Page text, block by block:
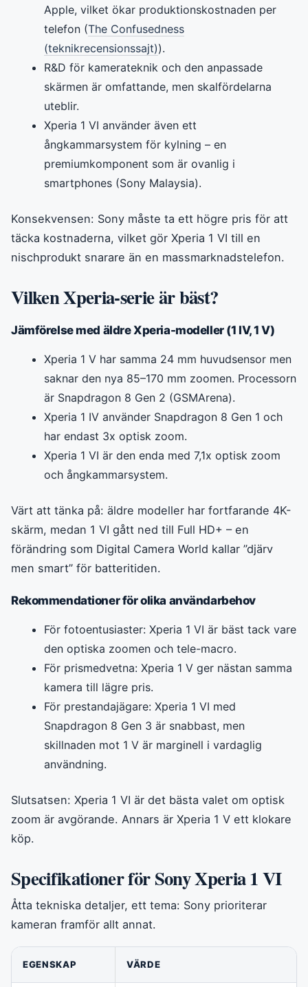
Apple, vilket ökar produktionskostnaden per
telefon (The Confusedness
(teknikrecensionssajt)).
R&D för kamerateknik och den anpassade
skärmen är omfattande, men skalfördelarna
uteblir.
Xperia 1 VI använder även ett
ångkammarsystem för kylning – en
premiumkomponent som är ovanlig i
smartphones (Sony Malaysia).
Konsekvensen: Sony måste ta ett högre pris för att
täcka kostnaderna, vilket gör Xperia 1 VI till en
nischprodukt snarare än en massmarknadstelefon.
Vilken Xperia-serie är bäst?
Jämförelse med äldre Xperia-modeller (1 IV, 1 V)
Xperia 1 V har samma 24 mm huvudsensor men
saknar den nya 85–170 mm zoomen. Processorn
är Snapdragon 8 Gen 2 (GSMArena).
Xperia 1 IV använder Snapdragon 8 Gen 1 och
har endast 3x optisk zoom.
Xperia 1 VI är den enda med 7,1x optisk zoom
och ångkammarsystem.
Värt att tänka på: äldre modeller har fortfarande 4K-
skärm, medan 1 VI gått ned till Full HD+ – en
förändring som Digital Camera World kallar ”djärv
men smart” för batteritiden.
Rekommendationer för olika användarbehov
För fotoentusiaster: Xperia 1 VI är bäst tack vare
den optiska zoomen och tele-macro.
För prismedvetna: Xperia 1 V ger nästan samma
kamera till lägre pris.
För prestandajägare: Xperia 1 VI med
Snapdragon 8 Gen 3 är snabbast, men
skillnaden mot 1 V är marginell i vardaglig
användning.
Slutsatsen: Xperia 1 VI är det bästa valet om optisk
zoom är avgörande. Annars är Xperia 1 V ett klokare
köp.
Specifikationer för Sony Xperia 1 VI
Åtta tekniska detaljer, ett tema: Sony prioriterar
kameran framför allt annat.
EGENSKAP VÄRDE